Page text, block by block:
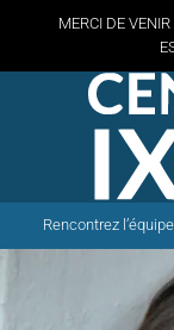
MERCI DE
Rencontrez l’équipe